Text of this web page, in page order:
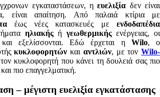
εγκαταστάσεων, ηευελιξία δεν είναι
είναι απαίτηση. Από παλαιά κτίρια με
έως νέες κατασκευές με ενδοδαπέδια
ηλιακήςή γεωθερμικήςενέργειας, οι
και εξελίσσονται. Εδώ έρχεται η Wilo, ο
κυκλοφορητών και αντλιών, με τονWilo-
κυκλοφορητή που κάνει τη δουλειά σας πιο
πιο επαγγελματική.
– μέγιστη ευελιξία εγκατάστασης